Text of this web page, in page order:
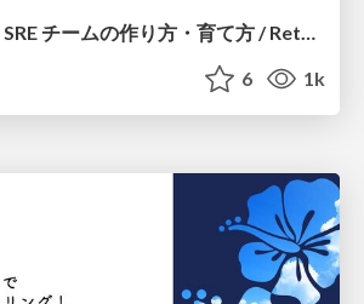
もう一度考える SRE チームの作り方・育て方 / Rethinking SRE #1: Building and Growing SRE Teams
6 1k